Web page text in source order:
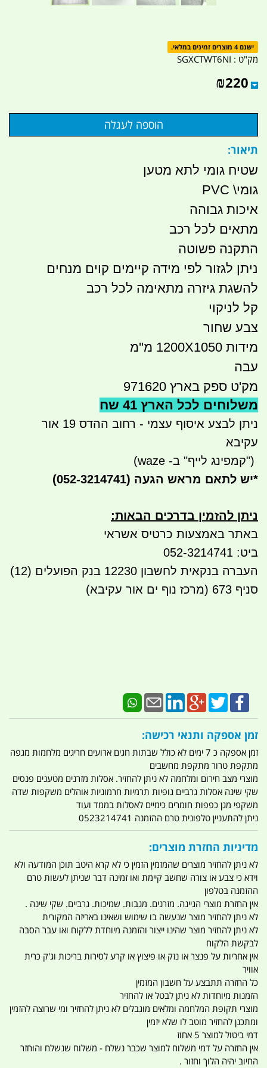
ישנם 4 מוצרים זמינים במלאי.
מק"ט : SGXCTWT6NI
₪220
תיאור:
שטיח גומי לתא מטען
גומי\ PVC
איכות גבוהה
מתאים לכל רכב
התקנה פשוטה
ניתן לגזור לפי מידה קיימים קוים מנחים
להשגת גיזרה מתאימה לכל רכב
קל לניקוי
צבע שחור
מידות 1200X1050 מ''מ
עבה
מק'ט ספק בארץ 971620
משלוחים לכל הארץ 41 שח
ניתן לבצע איסוף עצמי - רחוב ההדס 19 אור
עקיבא
")קמפינג לייף" ב- waze)
*יש לתאם מראש הגעה (052-3214741)
ניתן להזמין בדרכים הבאות:
באתר באמצעות כרטיס אשראי
ביט: 052-3214741
העברה בנקאית לחשבון 12230 בנק הפועלים (12)
סניף 673 (מרכז נוף ים אור עקיבא)
זמן אספקה ותנאי רכישה:
זמן אספקה כ 7 ימים לא כולל שבתות חגים ארועים חריגים מלחמות מגפה
מתקפת טרור מתקפת מחשבים
מוצרי מצב חירום ומלחמה לא ניתן להחזיר. אסלות מזרנים מטענים פנסים
שקי שינה אסלות גרביים גופיות תרמיות חרמוניות אוהלים משקפות שדה
משקפי מגן כפפות חומרים כימיים לאסלות בממד ועוד
ניתן להתעניין טלפונית טרם ההזמנה 0523214741
מדיניות החזרת מוצרים:
לא ניתן להחזיר מוצרים שהמזמין הזמין כי לא קרא היטב תוכן המודעה ולא
וידא כי צבע או צורה שחשב קיימת ואו זמינה דבר שניתן לעשות טרם
ההזמנה בטלפון
אין החזרת מוצרי הגיינה. מזרנים. מגבות. שמיכות. גרביים. שקי שינה .
לא ניתן להחזיר מוצר שנעשה בו שימוש ושאינו באריזה המקורית
לא ניתן להחזיר מוצר שהינו ייצור והזמנה מיוחדת ללקוח ואו עבר הסבה
לבקשת הלקוח
אין אחריות על פנצר או נזק או פיצוץ או קרע לסירות בריכות וג'ק כרית
אוויר
כל החזרה תתבצע על חשבון המזמין
הזמנות מיוחדות לא ניתן לבטל או להחזיר
מוצרי תקופת המלחמה ומלאים מוגבלים לא ניתן להחזיר ומי שרוצה להזמין
ומתכנן להחזיר מוטב לו שלא יזמין
דמי ביטול למוצר 5 אחוז
אין החזרה על דמי משלוח למוצר שכבר נשלח - משלוח שנשלח והוחזר
החיוב יהיה הלוך וחזור .